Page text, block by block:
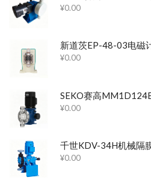
¥0.00
新道茨EP-48-03电磁
¥0.00
¥0.00
千世KDV-34H机械隔
¥0.00